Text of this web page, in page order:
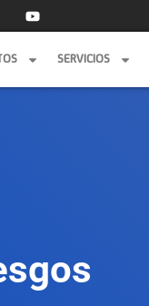
SERVICIOS